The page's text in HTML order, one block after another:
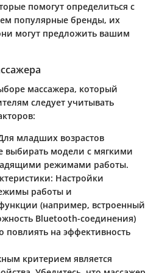
помогут определиться с
популярные бренды, их
могут предложить вашим
массажера, который
следует учитывать
младших возрастов
выбирать модели с мягкими
режимами работы.
: Настройки
работы и
(например, встроенный
Bluetooth-соединения)
повлиять на эффективность
критерием является